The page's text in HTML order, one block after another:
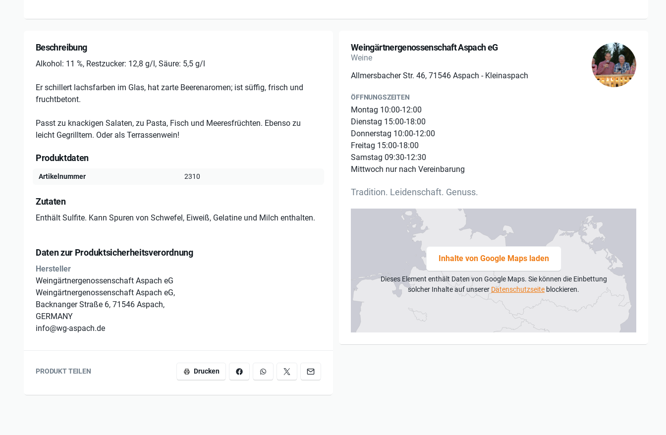
Beschreibung
Alkohol: 11 %, Restzucker: 12,8 g/l, Säure: 5,5 g/l
Er schillert lachsfarben im Glas, hat zarte Beerenaromen; ist süffig, frisch und
fruchtbetont.
Passt zu knackigen Salaten, zu Pasta, Fisch und Meeresfrüchten. Ebenso zu
leicht Gegrilltem. Oder als Terrassenwein!
Produktdaten
Artikelnummer 2310
Zutaten
Enthält Sulfite. Kann Spuren von Schwefel, Eiweiß, Gelatine und Milch enthalten.
Daten zur Produktsicherheitsverordnung
Hersteller
Weingärtnergenossenschaft Aspach eG
Weingärtnergenossenschaft Aspach eG,
Backnanger Straße 6, 71546 Aspach,
GERMANY
info@wg-aspach.de
PRODUKT TEILEN Drucken
Weingärtnergenossenschaft Aspach eG
Weine
Allmersbacher Str. 46, 71546 Aspach - Kleinaspach
ÖFFNUNGSZEITEN
Montag 10:00-12:00
Dienstag 15:00-18:00
Donnerstag 10:00-12:00
Freitag 15:00-18:00
Samstag 09:30-12:30
Mittwoch nur nach Vereinbarung
Tradition. Leidenschaft. Genuss.
Inhalte von Google Maps laden
Dieses Element enthält Daten von Google Maps. Sie können die Einbettung
solcher Inhalte auf unserer Datenschutzseite blockieren.